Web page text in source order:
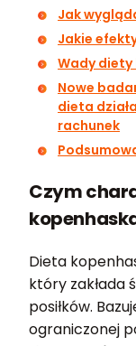
Jak
Jakie
Wady diety
Nowe
dieta
rachunek
Czym
Dieta
który zakłada
posiłków.
ograniczonej